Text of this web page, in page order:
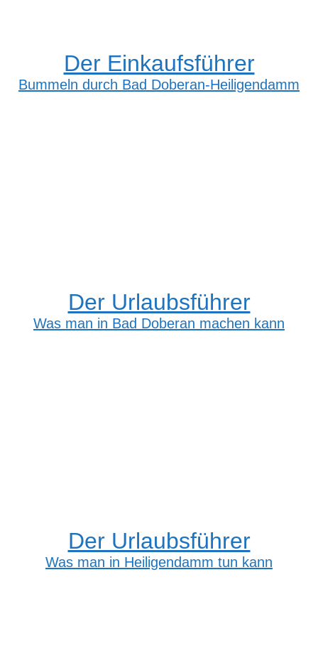
Der Einkaufsführer
Bummeln durch Bad Doberan-Heiligendamm
Der Urlaubsführer
Was man in Bad Doberan machen kann
Der Urlaubsführer
Was man in Heiligendamm tun kann